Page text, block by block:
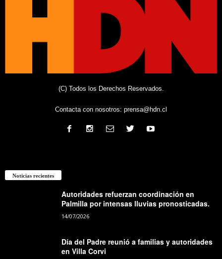
(C) Todos los Derechos Reservados.
Contacta con nosotros: prensa@hdn.cl
Noticias recientes
Autoridades refuerzan coordinación en
Palmilla por intensas lluvias pronosticadas.
14/07/2026
Día del Padre reunió a familias y autoridades
en Villa Corvi